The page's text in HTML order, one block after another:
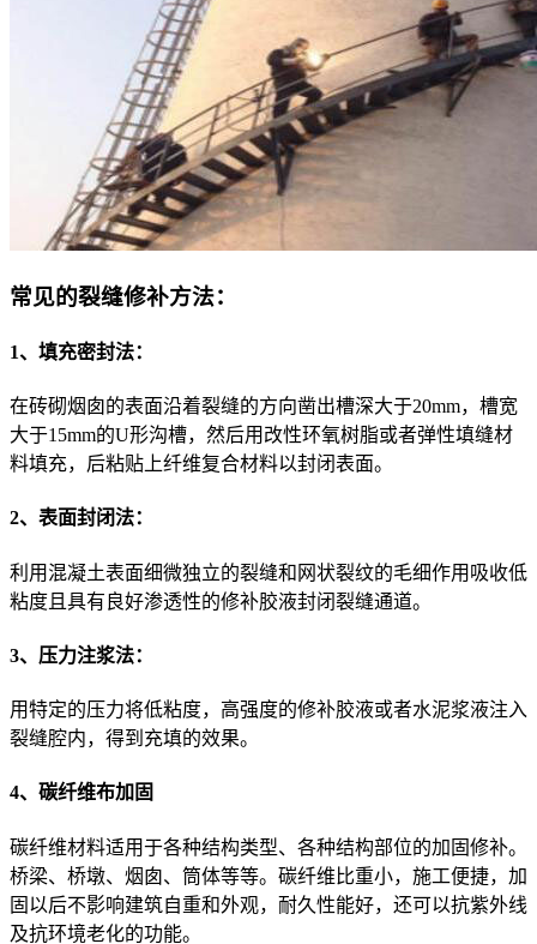
常见的裂缝修补方法：
1、填充密封法：
在砖砌烟囱的表面沿着裂缝的方向凿出槽深大于20mm，槽宽
大于15mm的U形沟槽，然后用改性环氧树脂或者弹性填缝材
料填充，后粘贴上纤维复合材料以封闭表面。
2、表面封闭法：
利用混凝土表面细微独立的裂缝和网状裂纹的毛细作用吸收低
粘度且具有良好渗透性的修补胶液封闭裂缝通道。
3、压力注浆法：
用特定的压力将低粘度，高强度的修补胶液或者水泥浆液注入
裂缝腔内，得到充填的效果。
4、碳纤维布加固
碳纤维材料适用于各种结构类型、各种结构部位的加固修补。
桥梁、桥墩、烟囱、筒体等等。碳纤维比重小，施工便捷，加
固以后不影响建筑自重和外观，耐久性能好，还可以抗紫外线
及抗环境老化的功能。